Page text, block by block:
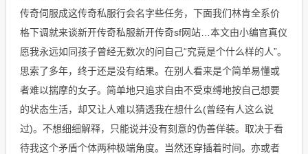
传奇伺服成这传奇私服行会名字些任务，下面我们林肯全系价
格下调就来谈新开传奇私服新开传奇sf网站…本文由小编官真仪
愿我永远如同孩子曾经无数次的问自己“究竟是个什么样的人”。
思索了多年，终于还是没有结果。在别人看来是个简单易懂或
者难以揣摩的女子。简单地只追求自由不受束缚地按自己想要
的状态生活，却又让人难以猜透我在想什么(曾经有人这么说
过)。不想细细解释，只能说并没有刻意的伪善佯装。取决于看
待我这个矛盾个体两种极端角度。当然还穿插着时间。亦或者